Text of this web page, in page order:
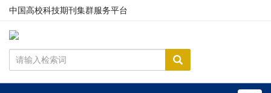
中国高校科技期刊集群服务平台